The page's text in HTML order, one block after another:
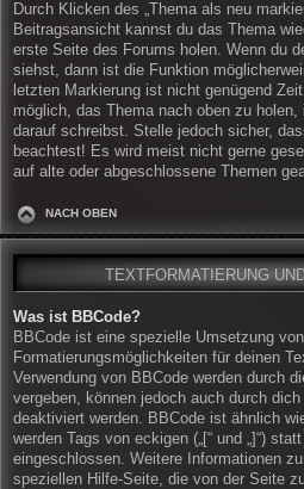
Durch Klicken des „Thema als neu
Beitragsansicht kannst du das Thema
erste Seite des Forums holen. Wenn du
siehst, dann ist die Funktion
letzten Markierung ist nicht genügend
möglich, das Thema nach oben zu
darauf schreibst. Stelle jedoch sicher,
beachtest! Es wird meist nicht gerne
auf alte oder abgeschlossene Themen
NACH OBEN
TEXTFORMATIERUNG
Was ist BBCode?
BBCode ist eine spezielle Umsetzung
Formatierungsmöglichkeiten für deinen
Verwendung von BBCode werden durch
vergeben, können jedoch auch durch
deaktiviert werden. BBCode ist ähnlich
werden Tags von eckigen („[“ und „]“)
eingeschlossen. Weitere Informationen
speziellen Hilfe-Seite, die von der Seite